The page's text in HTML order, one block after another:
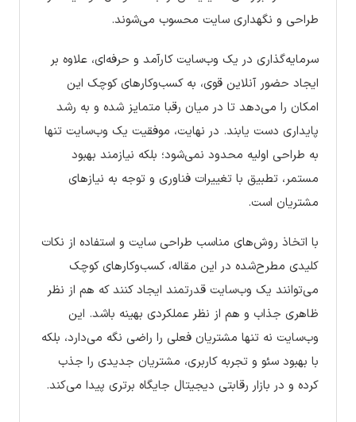
طراحی و نگهداری سایت محسوب می‌شوند.
سرمایه‌گذاری در یک وب‌سایت کارآمد و حرفه‌ای، علاوه بر
ایجاد حضور آنلاین قوی، به کسب‌وکارهای کوچک این
امکان را می‌دهد تا در میان رقبا متمایز شده و به رشد
پایداری دست یابند. در نهایت، موفقیت یک وب‌سایت تنها
به طراحی اولیه محدود نمی‌شود؛ بلکه نیازمند بهبود
مستمر، تطبیق با تغییرات فناوری و توجه به نیازهای
مشتریان است.
با اتخاذ روش‌های مناسب طراحی سایت و استفاده از نکات
کلیدی مطرح‌شده در این مقاله، کسب‌وکارهای کوچک
می‌توانند یک وب‌سایت قدرتمند ایجاد کنند که هم از نظر
ظاهری جذاب و هم از نظر عملکردی بهینه باشد. این
وب‌سایت نه تنها مشتریان فعلی را راضی نگه می‌دارد، بلکه
با بهبود سئو و تجربه کاربری، مشتریان جدیدی را جذب
کرده و در بازار رقابتی دیجیتال جایگاه برتری پیدا می‌کند.